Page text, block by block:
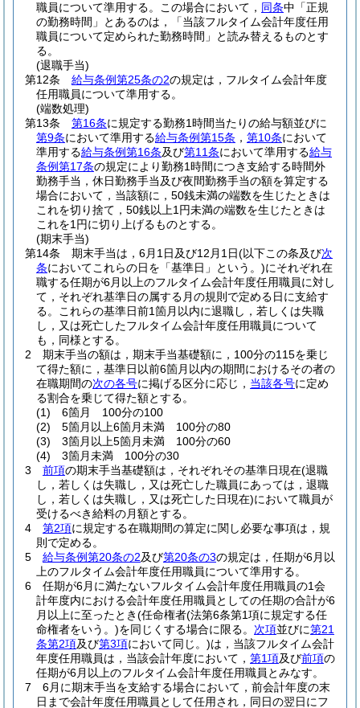
職員について準用する。
この場合において， 同条中「正規
の勤務時間」とあるのは，「当該フルタイム会計年度任用
職員について定められた勤務時間」と読み替えるものとす
る。
(退職手当)
第12条
給与条例第25条の2の規定は，フルタイム会計年度
任用職員について準用する。
(端数処理)
第13条
第16条に規定する勤務1時間当たりの給与額並びに
第9条において準用する給与条例第15条 ， 第10条において
準用する給与条例第16条及び第11条において準用する給与
条例第17条の規定により勤務1時間につき支給する時間外
勤務手当，休日勤務手当及び夜間勤務手当の額を算定する
場合において，当該額に，50銭未満の端数を生じたときは
これを切り捨て，50銭以上1円未満の端数を生じたときは
これを1円に切り上げるものとする。
(期末手当)
第14条
期末手当は，6月1日及び12月1日(以下この条及び次
条においてこれらの日を「基準日」という。)にそれぞれ在
職する任期が6月以上のフルタイム会計年度任用職員に対し
て，それぞれ基準日の属する月の規則で定める日に支給す
る。
これらの基準日前1箇月以内に退職し，若しくは失職
し，又は死亡したフルタイム会計年度任用職員について
も，同様とする。
2
期末手当の額は，期末手当基礎額に，100分の115を乗じ
て得た額に，基準日以前6箇月以内の期間におけるその者の
在職期間の次の各号に掲げる区分に応じ， 当該各号に定め
る割合を乗じて得た額とする。
(1)
6箇月 100分の100
(2)
5箇月以上6箇月未満 100分の80
(3)
3箇月以上5箇月未満 100分の60
(4)
3箇月未満 100分の30
3
前項の期末手当基礎額は，それぞれその基準日現在(退職
し，若しくは失職し，又は死亡した職員にあっては，退職
し，若しくは失職し，又は死亡した日現在)において職員が
受けるべき給料の月額とする。
4
第2項に規定する在職期間の算定に関し必要な事項は，規
則で定める。
5
給与条例第20条の2及び第20条の3の規定は，任期が6月以
上のフルタイム会計年度任用職員について準用する。
6
任期が6月に満たないフルタイム会計年度任用職員の1会
計年度内における会計年度任用職員としての任期の合計が6
月以上に至ったとき(任命権者(法第6条第1項に規定する任
命権者をいう。)を同じくする場合に限る。 次項並びに第21
条第2項及び第3項において同じ。)は，当該フルタイム会計
年度任用職員は，当該会計年度において， 第1項及び前項の
任期が6月以上のフルタイム会計年度任用職員とみなす。
7
6月に期末手当を支給する場合において，前会計年度の末
日まで会計年度任用職員として任用され，同日の翌日にフ